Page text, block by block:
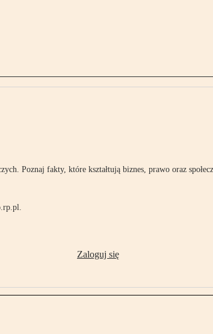
Poznaj fakty, które kształtują biznes, prawo oraz
Zaloguj się